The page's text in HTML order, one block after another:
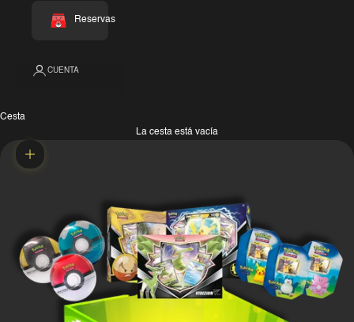
Reservas
CUENTA
Cesta
La cesta está vacía
Zoom